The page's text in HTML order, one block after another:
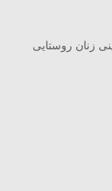
زنان روستایی